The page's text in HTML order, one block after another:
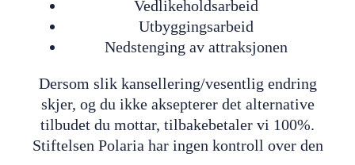
Vedlikeholdsarbeid
Utbyggingsarbeid
Nedstenging av attraksjonen
Dersom slik kansellering/vesentlig endring
skjer, og du ikke aksepterer det alternative
tilbudet du mottar, tilbakebetaler vi 100%.
Stiftelsen Polaria har ingen kontroll over den